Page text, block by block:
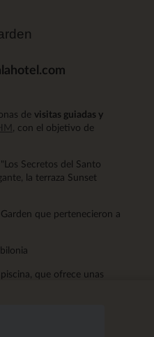
de visitas guiadas y
, con el objetivo de
Secretos del Santo
la terraza Sunset
que pertenecieron a
que ofrece unas